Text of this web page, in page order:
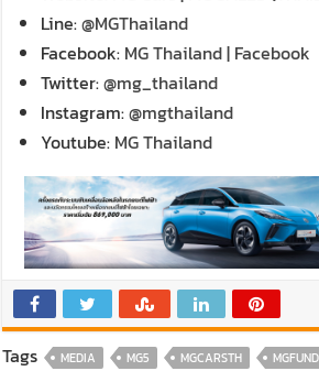
Line:@MGThailand
Facebook: MG Thailand | Facebook
Twitter:@mg_thailand
Instagram:@mgthailand
Youtube: MG Thailand
Tags MEDIA MG5 MGCARSTH